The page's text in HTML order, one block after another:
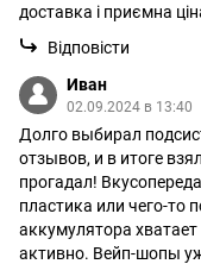
доставка і приємна
Відповісти
Иван
02.09.2024 в 13:40
Долго выбирал
отзывов, и в итоге
прогадал!
пластика или чего-то
аккумулятора
активно. Вейп-шопы